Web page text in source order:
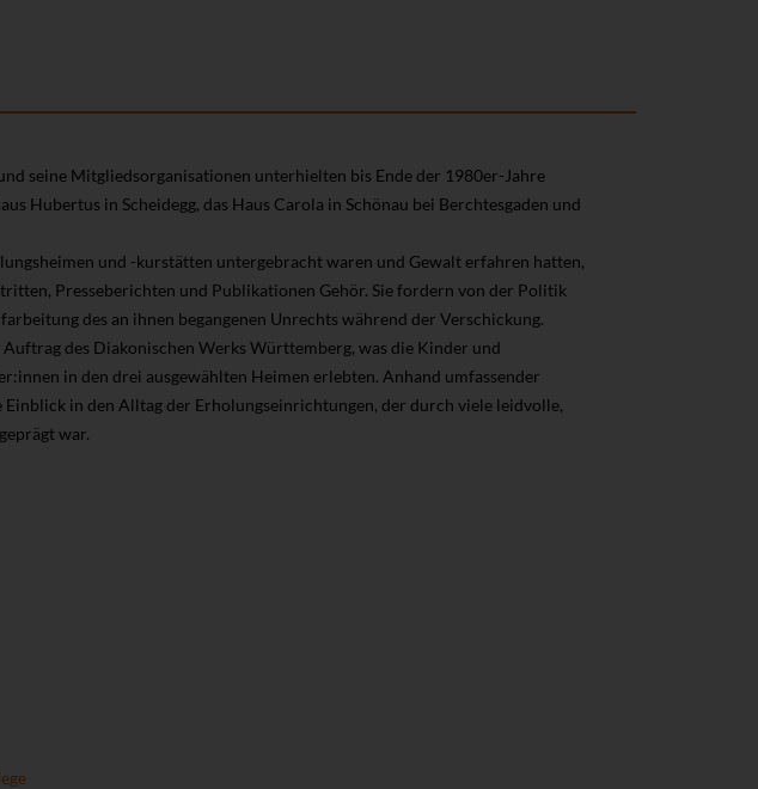
seine Mitgliedsorganisationen unterhielten bis Ende der 1980er-Jahre
Hubertus in Scheidegg, das Haus Carola in Schönau bei Berchtesgaden und
und -kurstätten untergebracht waren und Gewalt erfahren hatten,
Presseberichten und Publikationen Gehör. Sie fordern von der Politik
des an ihnen begangenen Unrechts während der Verschickung.
des Diakonischen Werks Württemberg, was die Kinder und
in den drei ausgewählten Heimen erlebten. Anhand umfassender
in den Alltag der Erholungseinrichtungen, der durch viele leidvolle,
war.